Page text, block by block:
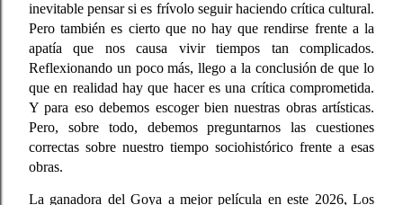
inevitable pensar si es frívolo seguir haciendo crítica cultural.
Pero también es cierto que no hay que rendirse frente a la
apatía que nos causa vivir tiempos tan complicados.
Reflexionando un poco más, llego a la conclusión de que lo
que en realidad hay que hacer es una crítica comprometida.
Y para eso debemos escoger bien nuestras obras artísticas.
Pero, sobre todo, debemos preguntarnos las cuestiones
correctas sobre nuestro tiempo sociohistórico frente a esas
obras.
La ganadora del Goya a mejor película en este 2026, Los